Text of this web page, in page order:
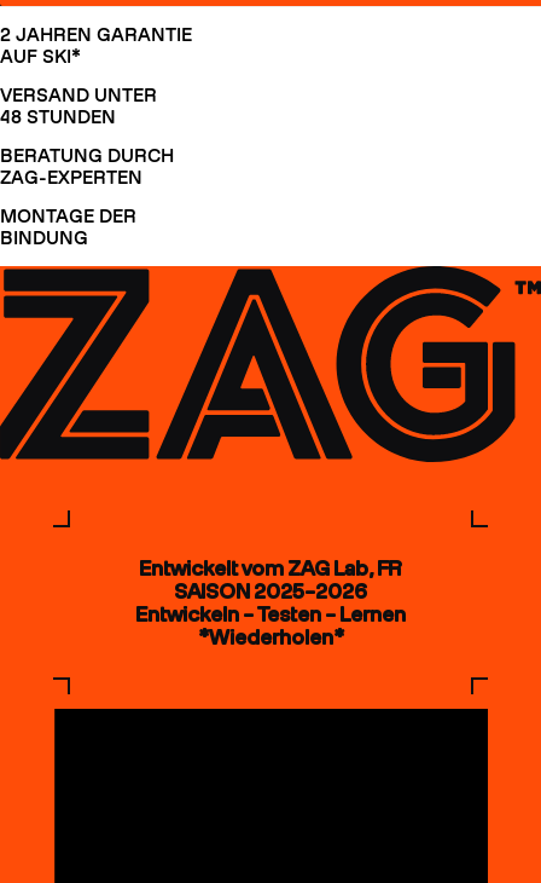
2 JAHREN GARANTIE
AUF SKI*
VERSAND UNTER
48 STUNDEN
BERATUNG DURCH
ZAG-EXPERTEN
MONTAGE DER
BINDUNG
Entwickelt vom ZAG Lab, FR
SAISON 2025–2026
Entwickeln – Testen – Lernen
*Wiederholen*